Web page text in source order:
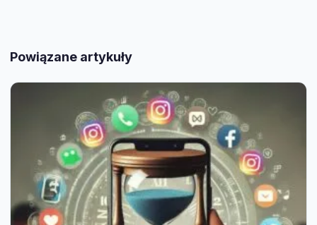
Powiązane artykuły